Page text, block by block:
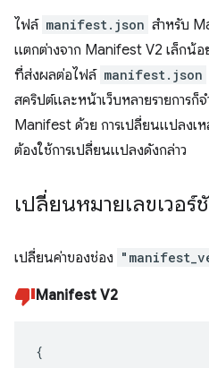
ไฟล์ manifest.json สำหรับ
แตกต่างจาก Manifest V2 เล็กน้
ที่ส่งผลต่อไฟล์ manifest.json
สคริปต์และหน้าเว็บหลายรายการ
Manifest ด้วย การเปลี่ยนแปลงเ
ต้องใช้การเปลี่ยนแปลงดังกล่าว
เปลี่ยนหมายเลขเวอ
เปลี่ยนค่าของช่อง
Manifest V2
{